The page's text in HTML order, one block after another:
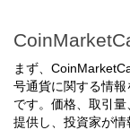
まず、
号通貨に関する情
です。価格、取引
提供し、投資家が